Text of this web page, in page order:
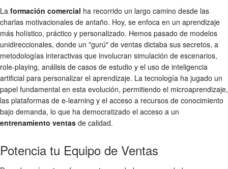
La formación comercial ha recorrido un largo camino desde las
charlas motivacionales de antaño. Hoy, se enfoca en un aprendizaje
más holístico, práctico y personalizado. Hemos pasado de modelos
unidireccionales, donde un "gurú" de ventas dictaba sus secretos, a
metodologías interactivas que involucran simulación de escenarios,
role-playing, análisis de casos de estudio y el uso de inteligencia
artificial para personalizar el aprendizaje. La tecnología ha jugado un
papel fundamental en esta evolución, permitiendo el microaprendizaje,
las plataformas de e-learning y el acceso a recursos de conocimiento
bajo demanda, lo que ha democratizado el acceso a un
entrenamiento ventas de calidad.
Potencia tu Equipo de Ventas